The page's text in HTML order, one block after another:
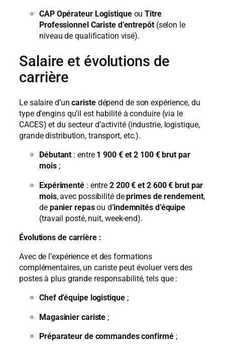
CAP Opérateur LogistiqueouTitre
Professionnel Cariste d’entrepôt(selon le
niveau de qualification visé).
Salaire et évolutions de
carrière
Le salaire d’uncaristedépend de son expérience, du
type d’engins qu’il est habilité à conduire (via le
CACES) et du secteur d’activité (industrie, logistique,
grande distribution, transport, etc.).
Débutant : entre 1 900 € et 2 100 € brut par
mois;
Expérimenté: entre2 200 € et 2 600 € brut par
mois, avec possibilité deprimes de rendement,
de panier repasou d’indemnités d’équipe
(travail posté, nuit, week-end).
Évolutions de carrière :
Avec de l’expérience et des formations
complémentaires, un cariste peut évoluer vers des
postes à plus grande responsabilité, tels que :
Chef d’équipe logistique;
Magasinier cariste ;
Préparateur de commandes confirmé;